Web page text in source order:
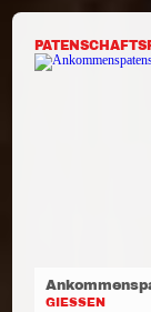
GIESSEN